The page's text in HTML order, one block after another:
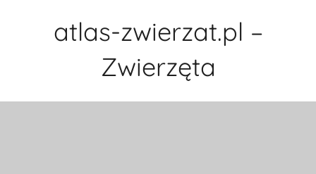
atlas-zwierzat.pl –
Zwierzęta